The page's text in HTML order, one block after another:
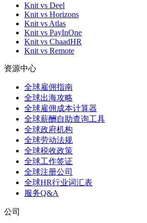
Knit vs Deel
Knit vs Horizons
Knit vs Atlas
Knit vs PayInOne
Knit vs ChaadHR
Knit vs Remote
资源中心
全球雇佣指南
全球出海攻略
全球雇佣成本计算器
全球薪酬自助查询工具
全球政府机构
全球劳动法规
全球税收政策
全球工作签证
全球注册公司
全球HR行业词汇表
服务Q&A
公司